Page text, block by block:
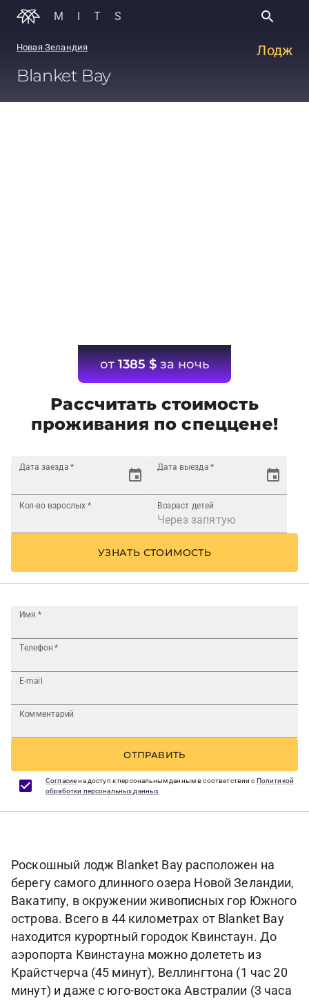
MITS
Лодж
Новая Зеландия
Blanket Bay
от1385 $за ночь
Рассчитать стоимость
проживания по спеццене!
Дата заезда * Дата выезда *
Кол-во взрослых * Возраст детей
УЗНАТЬ СТОИМОСТЬ
Имя *
Телефон *
E-mail
Комментарий
ОТПРАВИТЬ
Согласиена доступ к персональным данным в соответствии с Политикой
обработки персональных данных
Роскошный лодж Blanket Bay расположен на
берегу самого длинного озера Новой Зеландии,
Вакатипу, в окружении живописных гор Южного
острова. Всего в 44 километрах от Blanket Bay
находится курортный городок Квинстаун. До
аэропорта Квинстауна можно долететь из
Крайстчерча (45 минут), Веллингтона (1 час 20
минут) и даже с юго-востока Австралии (3 часа